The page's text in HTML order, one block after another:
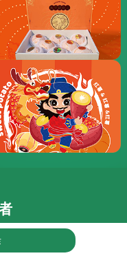
发、B2B供应链、电商
西果记都坚持“以品牌